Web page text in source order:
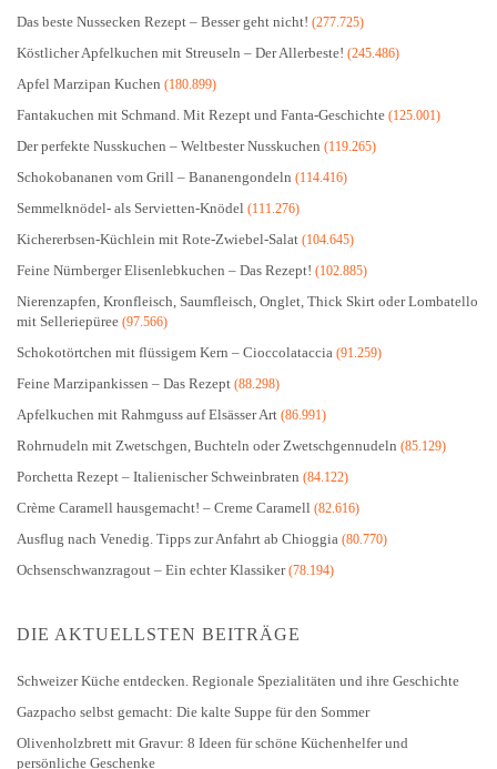
Das beste Nussecken Rezept – Besser geht nicht! (277.725)
Köstlicher Apfelkuchen mit Streuseln – Der Allerbeste! (245.486)
Apfel Marzipan Kuchen (180.899)
Fantakuchen mit Schmand. Mit Rezept und Fanta-Geschichte (125.001)
Der perfekte Nusskuchen – Weltbester Nusskuchen (119.265)
Schokobananen vom Grill – Bananengondeln (114.416)
Semmelknödel- als Servietten-Knödel (111.276)
Kichererbsen-Küchlein mit Rote-Zwiebel-Salat (104.645)
Feine Nürnberger Elisenlebkuchen – Das Rezept! (102.885)
Nierenzapfen, Kronfleisch, Saumfleisch, Onglet, Thick Skirt oder Lombatello
mit Selleriepüree (97.566)
Schokotörtchen mit flüssigem Kern – Cioccolataccia (91.259)
Feine Marzipankissen – Das Rezept (88.298)
Apfelkuchen mit Rahmguss auf Elsässer Art (86.991)
Rohrnudeln mit Zwetschgen, Buchteln oder Zwetschgennudeln (85.129)
Porchetta Rezept – Italienischer Schweinbraten (84.122)
Crème Caramell hausgemacht! – Creme Caramell (82.616)
Ausflug nach Venedig. Tipps zur Anfahrt ab Chioggia (80.770)
Ochsenschwanzragout – Ein echter Klassiker(78.194)
DIE AKTUELLSTEN BEITRÄGE
Schweizer Küche entdecken. Regionale Spezialitäten und ihre Geschichte
Gazpacho selbst gemacht: Die kalte Suppe für den Sommer
Olivenholzbrett mit Gravur: 8 Ideen für schöne Küchenhelfer und
persönliche Geschenke